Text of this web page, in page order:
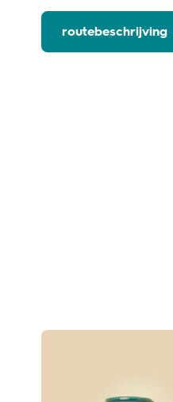
routebeschrijving